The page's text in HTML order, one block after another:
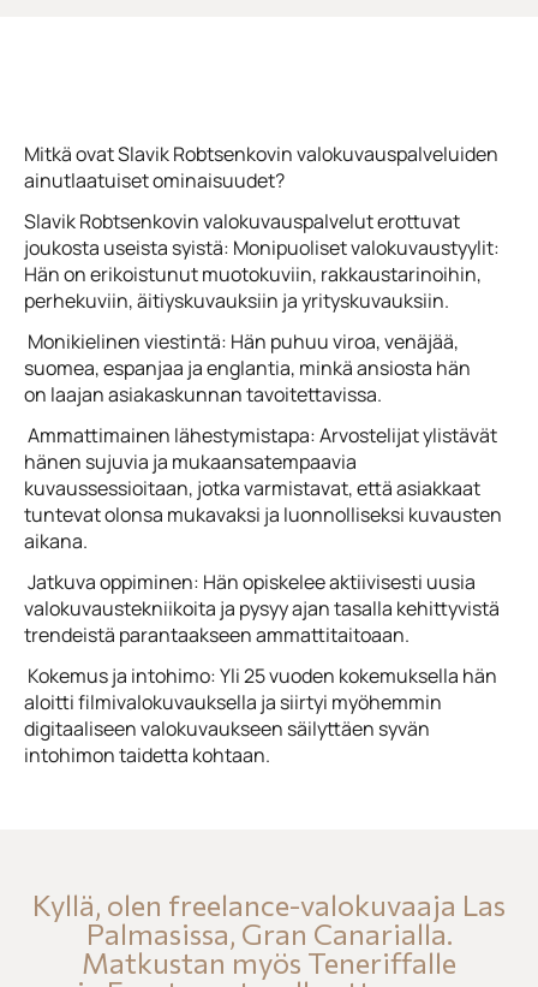
Mitkä ovat Slavik Robtsenkovin valokuvauspalveluiden
ainutlaatuiset ominaisuudet?
Slavik Robtsenkovin valokuvauspalvelut erottuvat
joukosta useista syistä: Monipuoliset valokuvaustyylit:
Hän on erikoistunut muotokuviin, rakkaustarinoihin,
perhekuviin, äitiyskuvauksiin ja yrityskuvauksiin.
Monikielinen viestintä: Hän puhuu viroa, venäjää,
suomea, espanjaa ja englantia, minkä ansiosta hän
on laajan asiakaskunnan tavoitettavissa.
Ammattimainen lähestymistapa: Arvostelijat ylistävät
hänen sujuvia ja mukaansatempaavia
kuvaussessioitaan, jotka varmistavat, että asiakkaat
tuntevat olonsa mukavaksi ja luonnolliseksi kuvausten
aikana.
Jatkuva oppiminen: Hän opiskelee aktiivisesti uusia
valokuvaustekniikoita ja pysyy ajan tasalla kehittyvistä
trendeistä parantaakseen ammattitaitoaan.
Kokemus ja intohimo: Yli 25 vuoden kokemuksella hän
aloitti filmivalokuvauksella ja siirtyi myöhemmin
digitaaliseen valokuvaukseen säilyttäen syvän
intohimon taidetta kohtaan.
Kyllä, olen freelance-valokuvaaja Las
Palmasissa, Gran Canarialla.
Matkustan myös Teneriffalle